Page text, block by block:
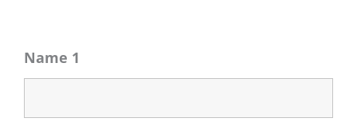
Name 1